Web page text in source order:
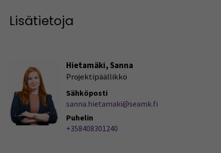
Lisätietoja
Hietamäki, Sanna
Projektipäällikkö
Sähköposti
sanna.hietamaki@seamk.fi
Puhelin
+358408301240